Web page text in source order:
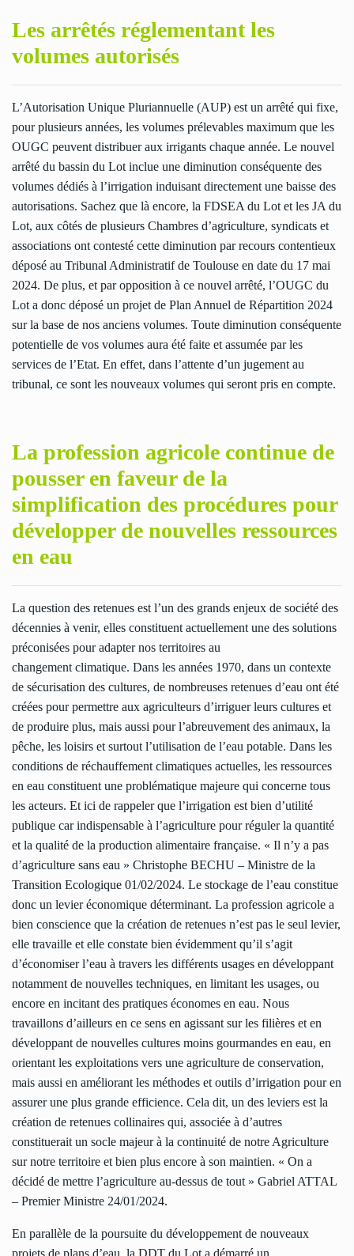
Les arrêtés réglementant les
volumes autorisés
L’Autorisation Unique Pluriannuelle (AUP) est un arrêté qui fixe,
pour plusieurs années, les volumes prélevables maximum que les
OUGC peuvent distribuer aux irrigants chaque année. Le nouvel
arrêté du bassin du Lot inclue une diminution conséquente des
volumes dédiés à l’irrigation induisant directement une baisse des
autorisations. Sachez que là encore, la FDSEA du Lot et les JA du
Lot, aux côtés de plusieurs Chambres d’agriculture, syndicats et
associations ont contesté cette diminution par recours contentieux
déposé au Tribunal Administratif de Toulouse en date du 17 mai
2024. De plus, et par opposition à ce nouvel arrêté, l’OUGC du
Lot a donc déposé un projet de Plan Annuel de Répartition 2024
sur la base de nos anciens volumes. Toute diminution conséquente
potentielle de vos volumes aura été faite et assumée par les
services de l’Etat. En effet, dans l’attente d’un jugement au
tribunal, ce sont les nouveaux volumes qui seront pris en compte.
La profession agricole continue de
pousser en faveur de la
simplification des procédures pour
développer de nouvelles ressources
en eau
La question des retenues est l’un des grands enjeux de société des
décennies à venir, elles constituent actuellement une des solutions
préconisées pour adapter nos territoires au
changement climatique. Dans les années 1970, dans un contexte
de sécurisation des cultures, de nombreuses retenues d’eau ont été
créées pour permettre aux agriculteurs d’irriguer leurs cultures et
de produire plus, mais aussi pour l’abreuvement des animaux, la
pêche, les loisirs et surtout l’utilisation de l’eau potable. Dans les
conditions de réchauffement climatiques actuelles, les ressources
en eau constituent une problématique majeure qui concerne tous
les acteurs. Et ici de rappeler que l’irrigation est bien d’utilité
publique car indispensable à l’agriculture pour réguler la quantité
et la qualité de la production alimentaire française. « Il n’y a pas
d’agriculture sans eau » Christophe BECHU – Ministre de la
Transition Ecologique 01/02/2024. Le stockage de l’eau constitue
donc un levier économique déterminant. La profession agricole a
bien conscience que la création de retenues n’est pas le seul levier,
elle travaille et elle constate bien évidemment qu’il s’agit
d’économiser l’eau à travers les différents usages en développant
notamment de nouvelles techniques, en limitant les usages, ou
encore en incitant des pratiques économes en eau. Nous
travaillons d’ailleurs en ce sens en agissant sur les filières et en
développant de nouvelles cultures moins gourmandes en eau, en
orientant les exploitations vers une agriculture de conservation,
mais aussi en améliorant les méthodes et outils d’irrigation pour en
assurer une plus grande efficience. Cela dit, un des leviers est la
création de retenues collinaires qui, associée à d’autres
constituerait un socle majeur à la continuité de notre Agriculture
sur notre territoire et bien plus encore à son maintien. « On a
décidé de mettre l’agriculture au-dessus de tout » Gabriel ATTAL
– Premier Ministre 24/01/2024.
En parallèle de la poursuite du développement de nouveaux
projets de plans d’eau, la DDT du Lot a démarré un